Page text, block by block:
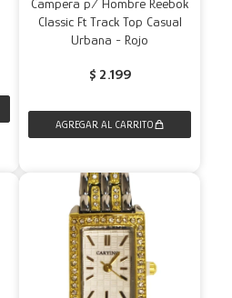
Campera p/ Hombre Reebok
Classic Ft Track Top Casual
Urbana - Rojo
$ 2.199